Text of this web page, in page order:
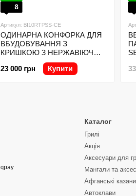
8
Артикул: BI10RTPSS-CE
ОДИНАРНА КОНФОРКА ДЛЯ
ВБУДОВУВАННЯ З
КРИШКОЮ З НЕРЖАВІЮЧОЇ
СТАЛІ NAPOLEON 500
SERIES
23 000 грн Купити
Каталог
Грилі
Акція
Аксесуари для
Мангали та
Афганські казани
Автоклави